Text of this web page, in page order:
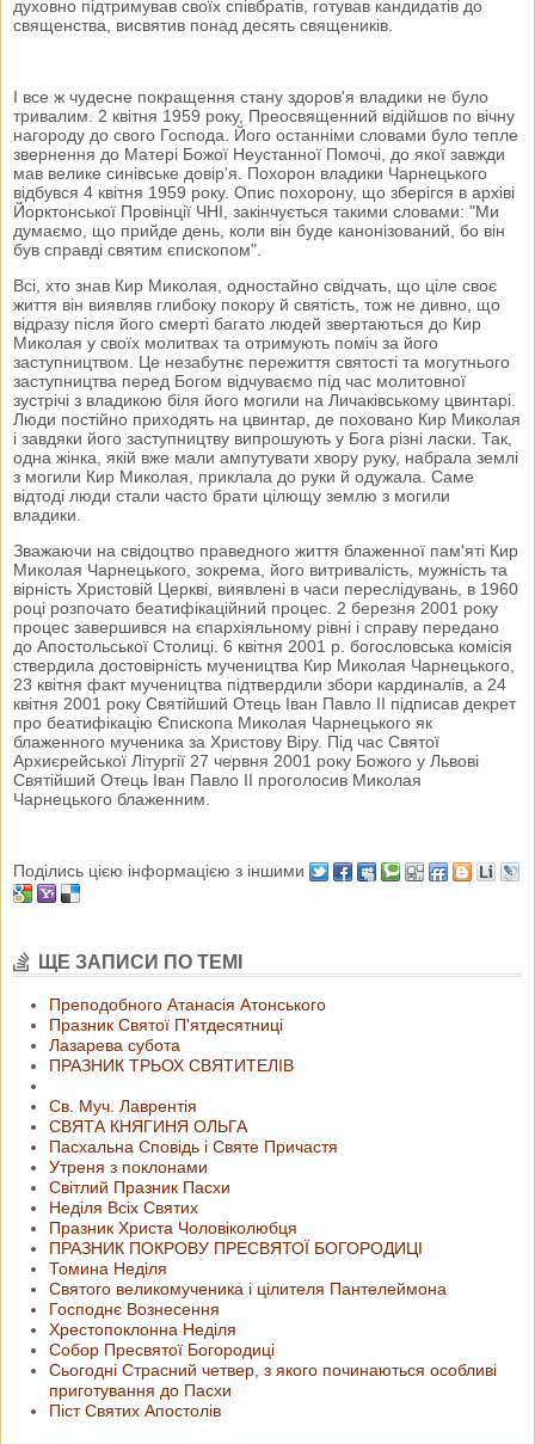
духовно підтримував своїх співбратів, готував кандидатів до
священства, висвятив понад десять священиків.
І все ж чудесне покращення стану здоров'я владики не було
тривалим. 2 квітня 1959 року, Преосвященний відійшов по вічну
нагороду до свого Господа. Його останніми словами було тепле
звернення до Матері Божої Неустанної Помочі, до якої завжди
мав велике синівське довір'я. Похорон владики Чарнецького
відбувся 4 квітня 1959 року. Опис похорону, що зберігся в архіві
Йорктонської Провінції ЧНІ, закінчується такими словами: "Ми
думаємо, що прийде день, коли він буде канонізований, бо він
був справді святим єпископом".
Всі, хто знав Кир Миколая, одностайно свідчать, що ціле своє
життя він виявляв глибоку покору й святість, тож не дивно, що
відразу після його смерті багато людей звертаються до Кир
Миколая у своїх молитвах та отримують поміч за його
заступництвом. Це незабутнє пережиття святості та могутнього
заступництва перед Богом відчуваємо під час молитовної
зустрічі з владикою біля його могили на Личаківському цвинтарі.
Люди постійно приходять на цвинтар, де поховано Кир Миколая
і завдяки його заступництву випрошують у Бога різні ласки. Так,
одна жінка, якій вже мали ампутувати хвору руку, набрала землі
з могили Кир Миколая, приклала до руки й одужала. Саме
відтоді люди стали часто брати цілющу землю з могили
владики.
Зважаючи на свідоцтво праведного життя блаженної пам'яті Кир
Миколая Чарнецького, зокрема, його витривалість, мужність та
вірність Христовій Церкві, виявлені в часи переслідувань, в 1960
році розпочато беатифікаційний процес. 2 березня 2001 року
процес завершився на єпархіяльному рівні і справу передано
до Апостольської Столиці. 6 квітня 2001 р. богословська комісія
ствердила достовірність мучеництва Кир Миколая Чарнецького,
23 квітня факт мучеництва підтвердили збори кардиналів, а 24
квітня 2001 року Святійший Отець Іван Павло ІІ підписав декрет
про беатифікацію Єпископа Миколая Чарнецького як
блаженного мученика за Христову Віру. Під час Святої
Архиєрейської Літургії 27 червня 2001 року Божого у Львові
Святійший Отець Іван Павло ІІ проголосив Миколая
Чарнецького блаженним.
Поділись цією інформацією з іншими
ЩЕ ЗАПИСИ ПО ТЕМІ
Преподобного Атанасія Атонського
Празник Святої П'ятдесятниці
Лазарева субота
ПРАЗНИК ТРЬОХ СВЯТИТЕЛІВ
Св. Муч. Лаврентія
СВЯТА КНЯГИНЯ ОЛЬГА
Пасхальна Сповідь і Святе Причастя
Утреня з поклонами
Світлий Празник Пасхи
Неділя Всіх Святих
Празник Христа Чоловіколюбця
ПРАЗНИК ПОКРОВУ ПРЕСВЯТОЇ БОГОРОДИЦІ
Томина Неділя
Святого великомученика і цілителя Пантелеймона
Господнє Вознесення
Хрестопоклонна Неділя
Собор Пресвятої Богородиці
Сьогодні Страсний четвер, з якого починаються особливі
приготування до Пасхи
Піст Святих Апостолів